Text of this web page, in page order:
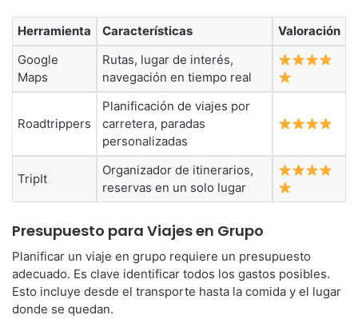
Herramienta Características
Valoración
Google
Maps
Rutas, lugar de interés,
navegación en tiempo real
Roadtrippers
Planificación de viajes por
carretera, paradas
personalizadas
TripIt
Organizador de itinerarios,
reservas en un solo lugar
Presupuesto para Viajes en Grupo
Planificar un viaje en grupo requiere un presupuesto
adecuado. Es clave identificar todos los gastos posibles.
Esto incluye desde el transporte hasta la comida y el lugar
donde se quedan.